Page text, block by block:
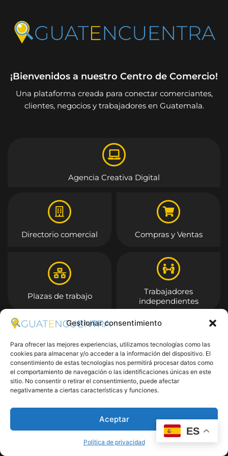
Gestionar consentimiento
Para ofrecer las mejores experiencias, utilizamos tecnologías como las
cookies para almacenar y/o acceder a la información del dispositivo. El
consentimiento de estas tecnologías nos permitirá procesar datos como
el comportamiento de navegación o las identificaciones únicas en este
sitio. No consentir o retirar el consentimiento, puede afectar
negativamente a ciertas características y funciones.
Aceptar
Política de privacidad
¡Bienvenidos a nuestro Centro de Comercio!
Una plataforma creada para conectar comerciantes,
clientes, negocios y trabajadores en Guatemala.
Agencia Creativa Digital
Directorio comercial Compras y Ventas
Plazas de trabajo
Trabajadores
independientes
Entrar
ES